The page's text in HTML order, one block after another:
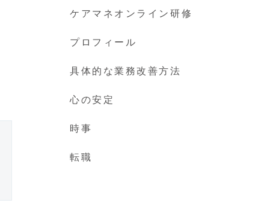
ケアマネオンライン研修
プロフィール
具体的な業務改善方法
心の安定
時事
転職